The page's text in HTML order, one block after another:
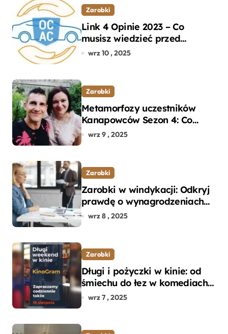
Zarobki
Link 4 Opinie 2023 – Co
musisz wiedzieć przed
wyborem ubezpieczenia OC i
wrz 10 , 2025
Zarobki
Metamorfozy uczestników
Kanapowców Sezon 4: Co
naprawdę zaskoczyło
wrz 9 , 2025
Zarobki
Zarobki w windykacji: Odkryj
prawdę o wynagrodzeniach
specjalistów w branży
wrz 8 , 2025
Zarobki
Długi i pożyczki w kinie: od
śmiechu do łez w komediach i
dramatach
wrz 7 , 2025